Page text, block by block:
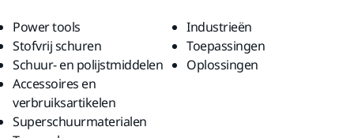
Power tools
Stofvrij schuren
Schuur- en polijstmiddelen
Accessoires en
verbruiksartikelen
Superschuurmaterialen
Industrieën
Toepassingen
Oplossingen